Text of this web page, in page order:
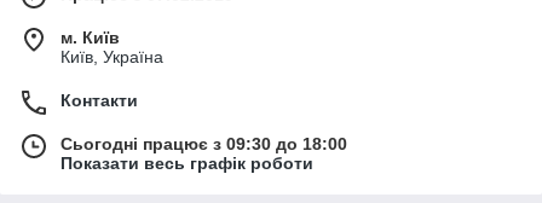
м. Київ
Київ, Україна
Контакти
Сьогодні працює з 09:30 до 18:00
Показати весь графік роботи